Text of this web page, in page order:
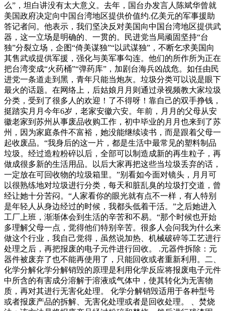
么”，坦白讲没有太大意义。去年，国台办发言人陈斌华曾就
美国政府决定向中国台湾地区提供价值约.亿美元的军事援助
答记者问。他表示，我们坚决反对美国向中国台湾地区提供武
器，这一立场是明确的、一贯的。民进党当局顽固坚持“台
独”分裂立场，企图“倚美谋独”“以武谋独”，不断乞求美国向
其售武或提供军援，强化与美军事勾连。他们的所作所为正在
把台湾变成“火药桶”“弹药库”，加剧台海兵凶战危。如任由民
进党一条道走到黑，青年只能当炮灰。垃圾分类可以说是眼下
最火的话题。在网络上，后姑娘月月则通过录视频教大家垃圾
分类，受到了很多人的欢迎！了不得呀！靠自己的双手挣钱，
挺踏实月月今年6岁，老家安徽六安。年前，月月的父母从安
徽老家到苏州从事废品收购工作，初中毕业的月月也来到了苏
州，因为家庭条件不富裕，她没能继续读书，而是跟着父母一
起收废品。“我身后的这一片，都是生活中最常见的塑料制品
垃圾。经过造粒粉碎以后，全部可以制造成新的再生粒子，再
做成很多新的生活用品。以后大家再把这些当垃圾丢弃的话，
一定放在可回收物的垃圾箱里。”别看如今面对镜头，月月可
以很熟练地对垃圾进行分类，每天和脏乱臭的垃圾打交道，曾
经让她十分苦闷。“人家看你的眼光就有点不一样，有人特别
是年轻人从身边经过的时候，我都头低着干活。”之后她进入
工厂上班，渐渐体会到生活的辛苦和不易。“那个时候也开始
多理解父母一点，觉得他们特别辛苦。很多人会问我为什么来
做这个行业，我自己觉得，虽然说加热、机械破碎等工艺进行
处理之后，再把报废的电子元件进行回收。 .元器件拆除：元
器件被废弃了也不能再使用了，只能回收或者重新利用。二、
化学分解化学分解销毁的原理是利用化学反应将报废电子元件
中所含的有害成分溶解于溶液或气体中，使其转化为无害物
质，再对其进行无害化处理。 化学分解销毁适用于各种型号
或者报废产品的拆解、无害化处理或者是回收处理。 、焚烧